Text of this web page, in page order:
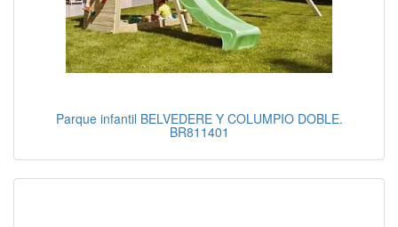
Parque infantil BELVEDERE Y COLUMPIO DOBLE.
BR811401